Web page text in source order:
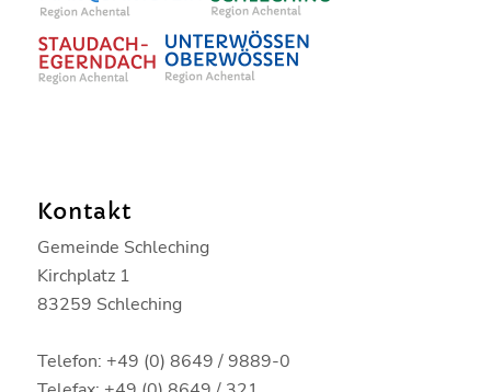
Kontakt
Gemeinde Schleching
Kirchplatz 1
83259 Schleching
Telefon: +49 (0) 8649 / 9889-0